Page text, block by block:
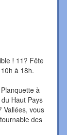
! 11? Fête
à 18h.
à
Haut Pays
Vallées, vous
des